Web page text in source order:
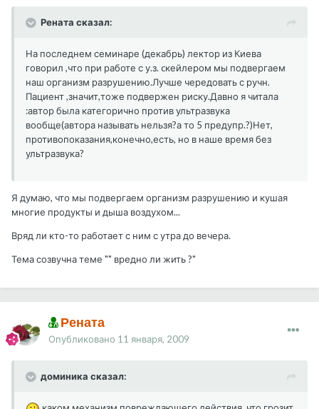
Рената сказал:
На последнем семинаре (декабрь) лектор из Киева
говорил ,что при работе с у.з. cкейлером мы подвергаем
наш организм разрушению.Лучше чередовать с ручн.
Пациент ,значит,тоже подвержен риску.Давно я читала
:автор была категорично против ультразвука
вообще(автора называть нельзя?а то 5 предупр.?)Нет,
противопоказания,конечно,есть, но в наше время без
ультразвука?
Я думаю, что мы подвергаем организм разрушению и кушая
многие продукты и дыша воздухом...
Вряд ли кто-то работает с ним с утра до вечера.
Тема созвучна теме "" вредно ли жить ?"
Рената
Опубликовано 11 января, 2009
доминика сказал: